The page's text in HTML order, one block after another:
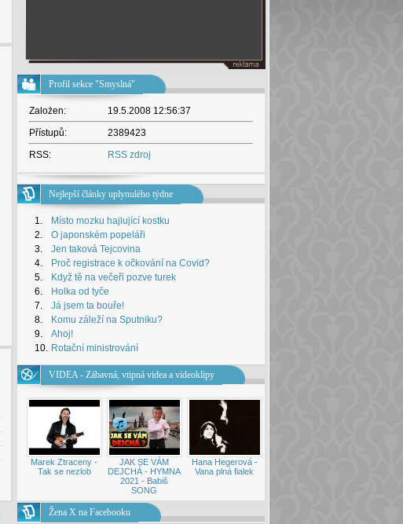
Profil sekce "Smyslná"
Založen:
19.5.2008 12:56:37
Přístupů:
2389423
RSS:
RSS zdroj
Nejlepší články uplynulého týdne
1.
Místo mozku hajlující kostku
2.
O japonském popeláři
3.
Jen taková Tejcovina
4.
Proč registrace k očkování na Covid?
5.
Když tě na večeři pozve turek
6.
Holka od tyče
7.
Já jsem ta bouře!
8.
Komu záleží na Sputniku?
9.
Ahoj!
10. Rotační ministrování
VIDEA - Zábavná, vtipná videa a videoklipy
Hana Hegerová -
Vana plná fialek
JAK SE VÁM
DEJCHÁ - HYMNA
2021 - Babiš
SONG
Marek Ztraceny -
Tak se nezlob
Žena X na Facebooku